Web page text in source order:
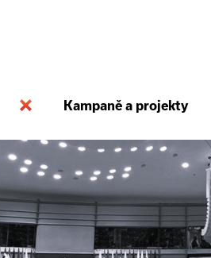
Kampaně a projekty